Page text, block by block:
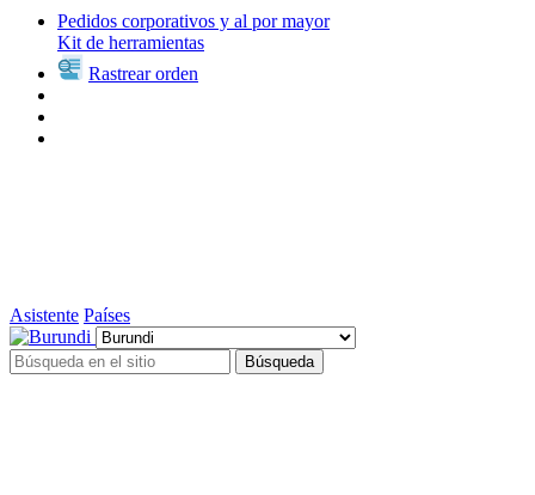
Pedidos corporativos y al por mayor
Kit de herramientas
Rastrear orden
Asistente Países
Búsqueda